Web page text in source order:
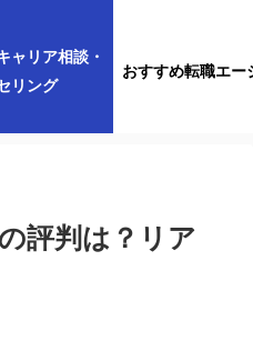
ャリア相談・
リング
おすすめ転職エー
評判は？リア